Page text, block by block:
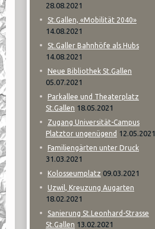
28.08.2021
St.Gallen, «Mobilität 2040»
14.08.2021
St.Galler Bahnhöfe als Hubs
14.08.2021
Neue Bibliothek St.Gallen
05.07.2021
Parkallee und Theaterplatz
St.Gallen 18.05.2021
Zugang Universität-Campus
Platztor ungenügend 12.05.2021
Familiengärten unter Druck
31.03.2021
Kolosseumplatz 09.03.2021
Uzwil, Kreuzung Augarten
18.02.2021
Sanierung St.Leonhard-Strasse
St.Gallen 13.02.2021